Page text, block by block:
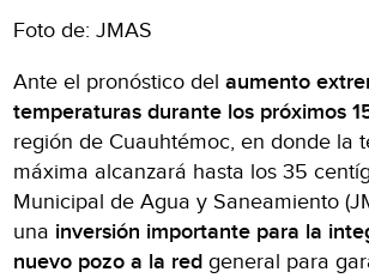
Foto de: JMAS
Ante el pronóstico delaumento
temperaturas durante los próximos
región de Cuauhtémoc, en donde la
máxima alcanzará hasta los 35
Municipal de Agua y Saneamiento
una inversión importante para la
nuevo pozo a la red general para